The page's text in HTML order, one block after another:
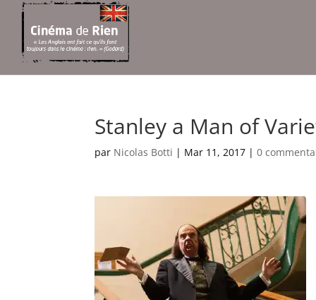
Stanley a Man of
par Nicolas Botti | Mar 11, 2017 |0